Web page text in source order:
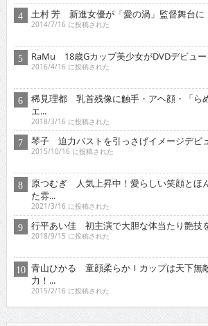
土村 芳 新進女優が「愛の渦」監督舞台に
2014/7/16 に投稿された
RaMu 18歳Gカップ美少女がDVDデビュー
2016/4/16 に投稿された
稀見理都 乳首残像に触手・アヘ顔・「ら
エ...
2018/3/16 に投稿された
琴子 迫力バストを引っさげイメージデビ
2015/10/16 に投稿された
原つむぎ 人気上昇中！愛らしい笑顔とほ
た雰...
2021/3/16 に投稿された
行平あい佳 初主演で大胆な体当たり艶技
2018/9/15 に投稿された
青山ひかる 童顔柔らかＩカップは天下無
力！...
2015/2/16 に投稿された